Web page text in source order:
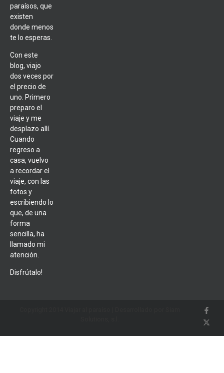
paraísos, que
existen
donde menos
te lo esperas.
Con este
blog, viajo
dos veces por
el precio de
uno. Primero
preparo el
viaje y me
desplazo allí.
Cuando
regreso a
casa, vuelvo
a recordar el
viaje, con las
fotos y
escribiendo lo
que, de una
forma
sencilla, ha
llamado mi
atención.
Disfrútalo!